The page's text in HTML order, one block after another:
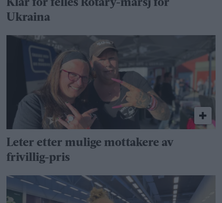
Klar for felles Rotary-marsj for
Ukraina
Leter etter mulige mottakere av
frivillig-pris